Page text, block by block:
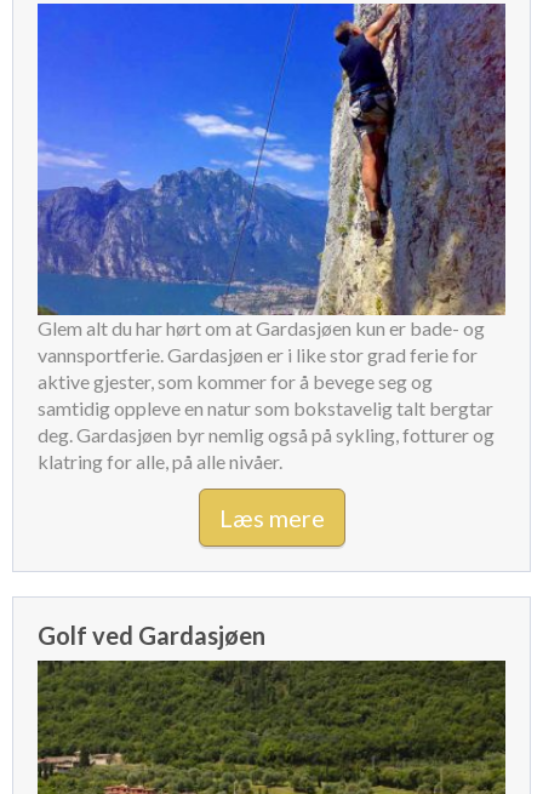
Glem alt du har hørt om at Gardasjøen kun er bade- og
vannsportferie. Gardasjøen er i like stor grad ferie for
aktive gjester, som kommer for å bevege seg og
samtidig oppleve en natur som bokstavelig talt bergtar
deg. Gardasjøen byr nemlig også på sykling, fotturer og
klatring for alle, på alle nivåer.
Læs mere
Golf ved Gardasjøen